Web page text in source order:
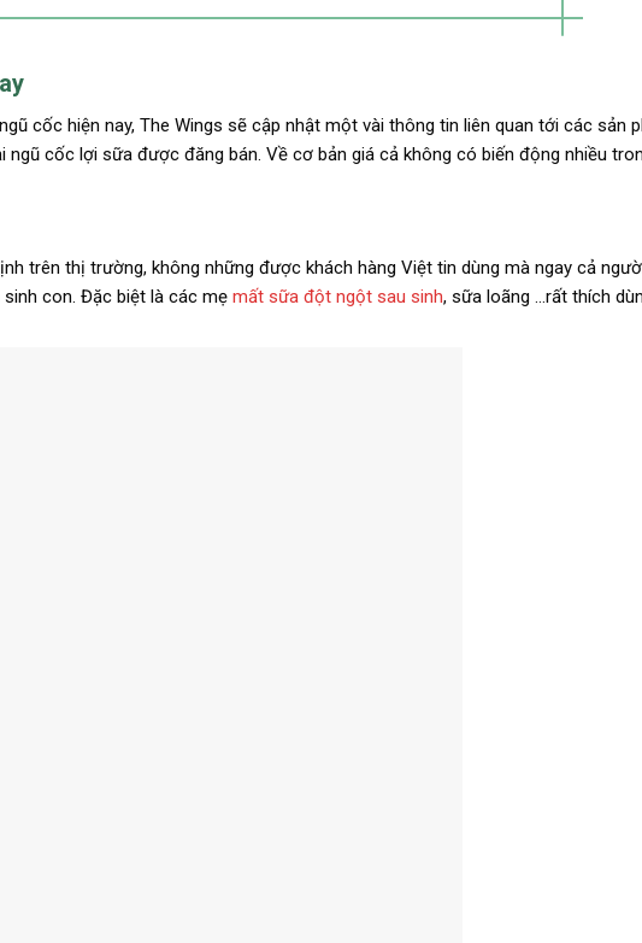
cốc hiện nay, The Wings sẽ cập nhật một vài thông tin liên quan tới các sản
cốc lợi sữa được đăng bán. Về cơ bản giá cả không có biến động nhiều
trên thị trường, không những được khách hàng Việt tin dùng mà ngay cả
con. Đặc biệt là các mẹ mất sữa đột ngột sau sinh, sữa loãng …rất thích